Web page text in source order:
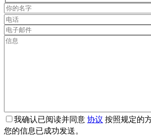
我确认已阅读并同意 协议 按照规定的
您的信息已成功发送。